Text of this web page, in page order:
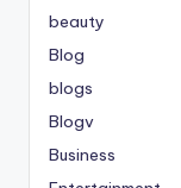
beauty
Blog
blogs
Blogv
Business